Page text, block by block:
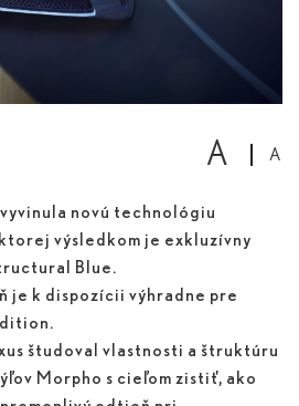
A A
novú technológiu
výsledkom je exkluzívny
Blue.
je k dispozícii výhradne pre
študoval vlastnosti a štruktúru
Morpho s cieľom zistiť, ako